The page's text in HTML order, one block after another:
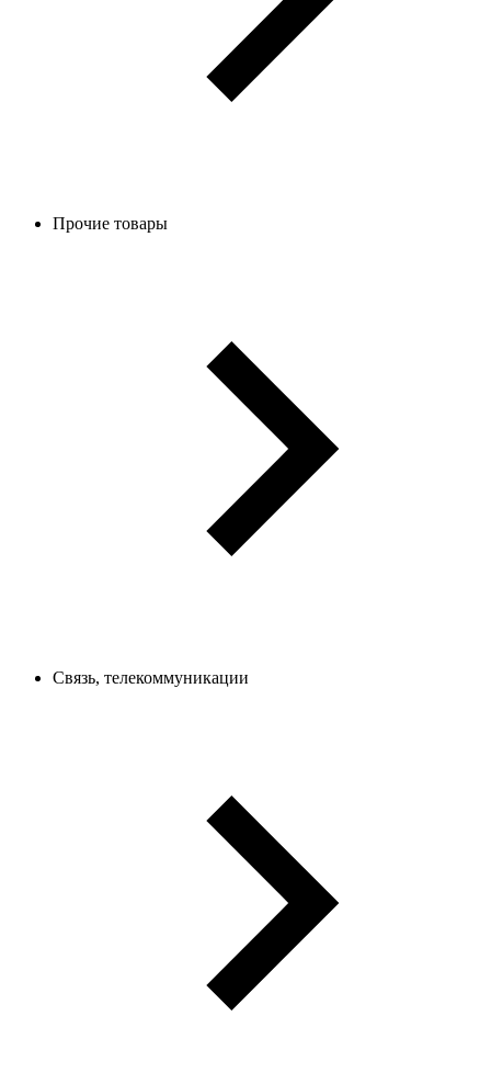
Прочие товары
Связь, телекоммуникации